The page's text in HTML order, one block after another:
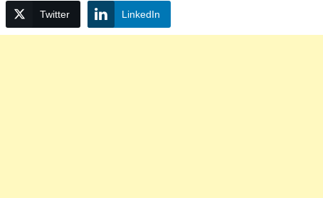
Twitter LinkedIn